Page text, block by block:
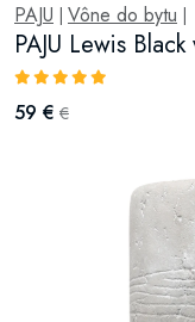
PAJU Vône do bytu
PAJU Lewis
59 € €